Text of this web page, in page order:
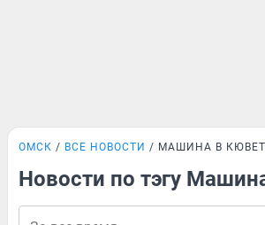
ОМСК ВСЕ НОВОСТИ МАШИНА В
Новости по тэгу